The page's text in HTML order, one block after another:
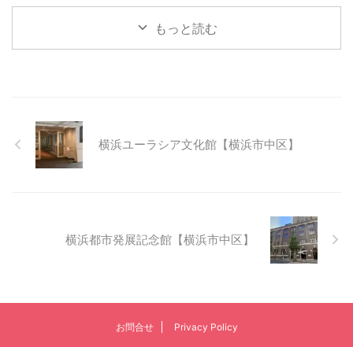
もっと読む
横浜ユーラシア文化館【横浜市中区】
横浜都市発展記念館【横浜市中区】
お問合せ Privacy Policy